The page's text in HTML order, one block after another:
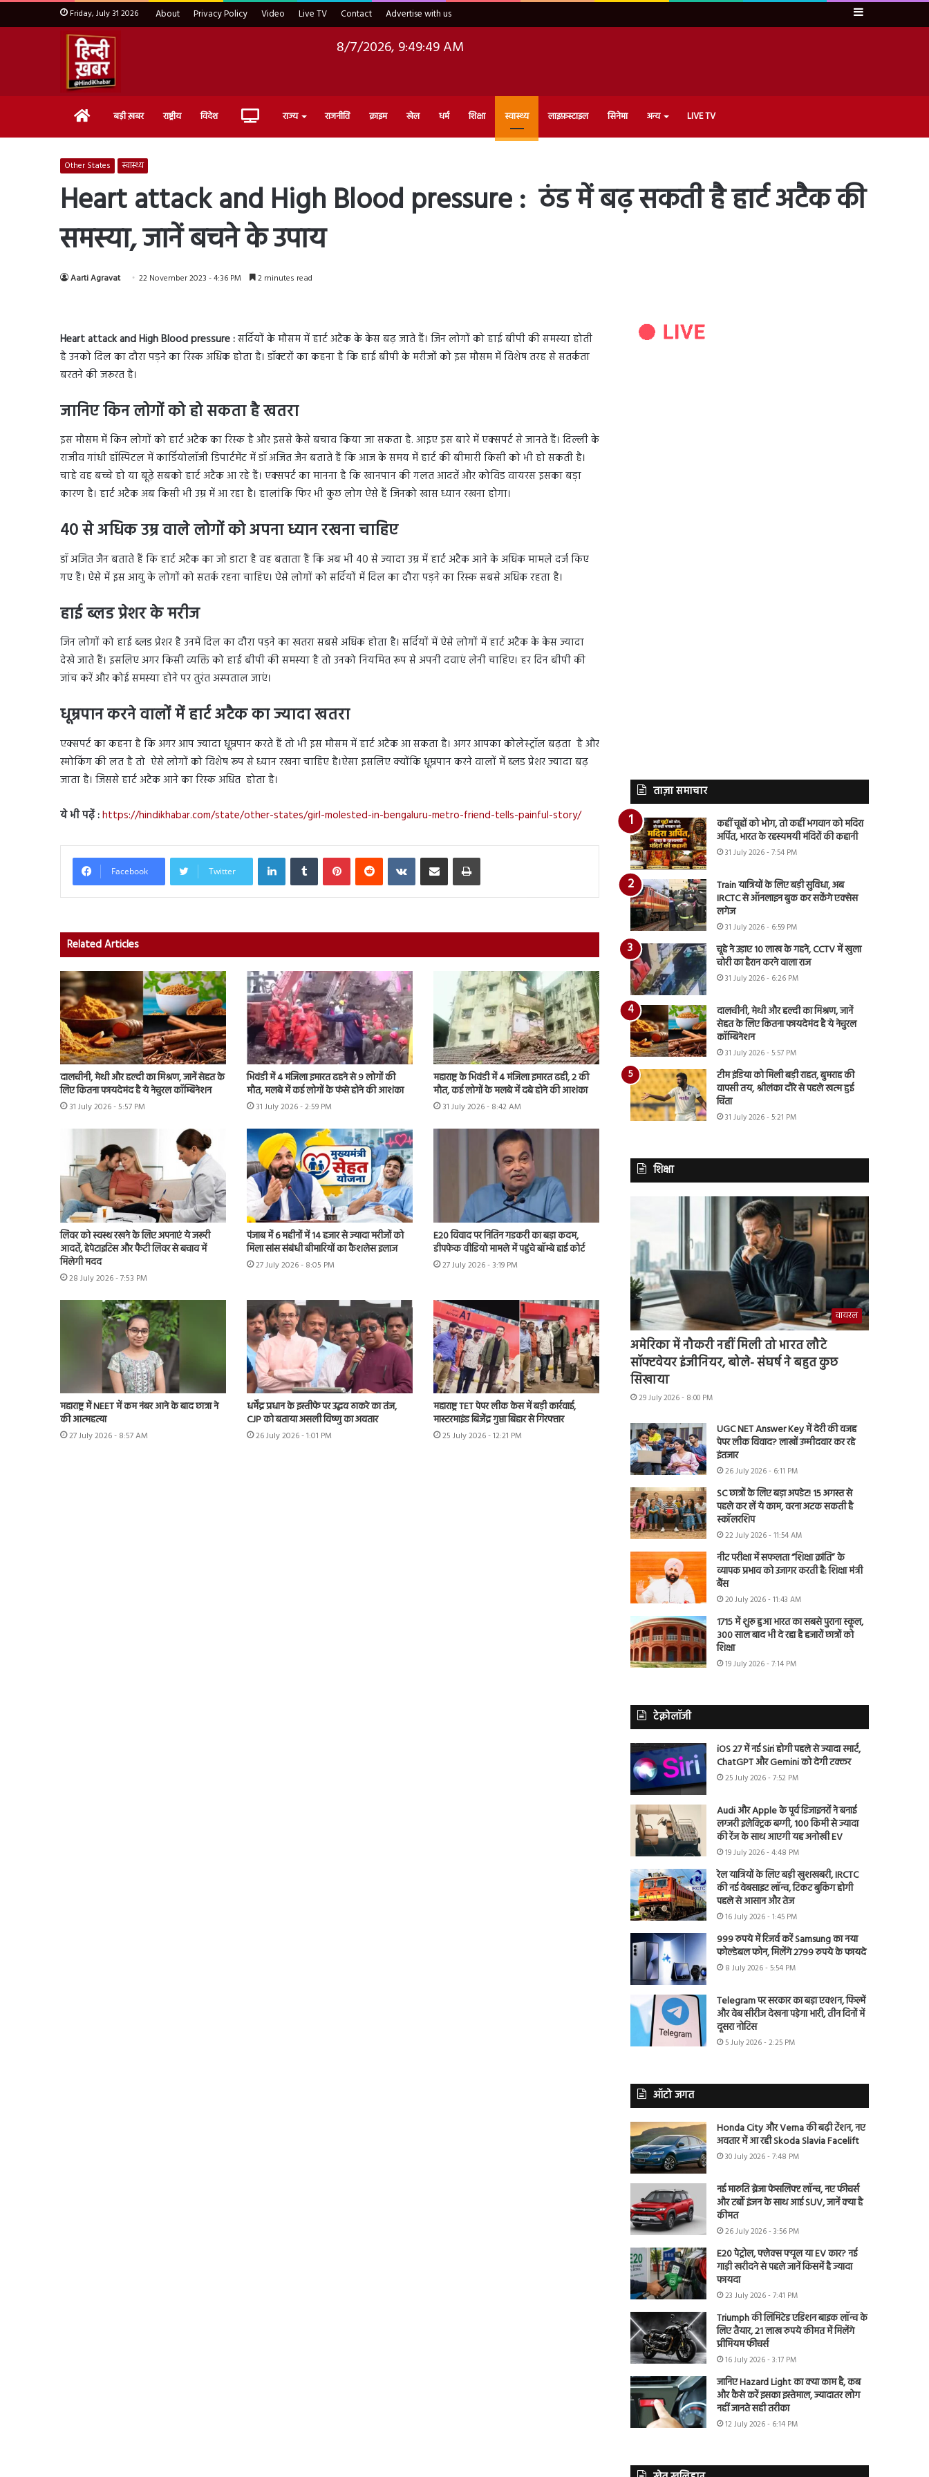
Friday, July 31 2026 About Privacy Policy Video Live TV Contact Advertise with us Sidebar
8/7/2026, 9:49:50 AM
Home बड़ी ख़बर राष्ट्रीय विदेश Live राज्य राजनीति क्राइम खेल धर्म शिक्षा स्वास्थ्य लाइफ़स्टाइल सिनेमा अन्य LIVE TV
Other States स्वास्थ्य
Heart attack and High Blood pressure : ठंड में बढ़ सकती है हार्ट अटैक की
समस्या, जानें बचने के उपाय
Aarti Agravat 22 November 2023 - 4:36 PM 2 minutes read
Heart attack and High Blood pressure :सर्दियों के मौसम में हार्ट अटैक के केस बढ़ जाते हैं। जिन लोगों को हाई बीपी की समस्या होती
है उनको दिल का दौरा पड़ने का रिस्क अधिक होता है। डॉक्टरों का कहना है कि हाई बीपी के मरीजों को इस मौसम में विशेष तरह से सतर्कता
बरतने की जरूरत है।
जानिए किन लोगों को हो सकता है खतरा
इस मौसम में किन लोगों को हार्ट अटैक का रिस्क है और इससे कैसे बचाव किया जा सकता है. आइए इस बारे में एक्सपर्ट से जानते हैं। दिल्ली के
राजीव गांधी हॉस्पिटल में कार्डियोलॉजी डिपार्टमेंट में डॉ अजित जैन बताते हैं कि आज के समय में हार्ट की बीमारी किसी को भी हो सकती है।
चाहे वह बच्चे हो या बूढ़े सबको हार्ट अटैक आ रहे हैं। एक्सपर्ट का मानना है कि खानपान की गलत आदतें और कोविड वायरस इसका बड़ा
कारण है। हार्ट अटैक अब किसी भी उम्र में आ रहा है। हालांकि फिर भी कुछ लोग ऐसे हैं जिनको खास ध्यान रखना होगा।
40 से अधिक उम्र वाले लोगों को अपना ध्यान रखना चाहिए
डॉ अजित जैन बताते हैं कि हार्ट अटैक का जो डाटा है वह बताता हैं कि अब भी 40 से ज्यादा उम्र में हार्ट अटैक आने के अधिक मामले दर्ज किए
गए हैं। ऐसे में इस आयु के लोगों को सतर्क रहना चाहिए। ऐसे लोगों को सर्दियों में दिल का दौरा पड़ने का रिस्क सबसे अधिक रहता है।
हाई ब्लड प्रेशर के मरीज
जिन लोगों को हाई ब्लड प्रेशर है उनमें दिल का दौरा पड़ने का खतरा सबसे अधिक होता है। सर्दियों में ऐसे लोगों में हार्ट अटैक के केस ज्यादा
देखे जाते हैं। इसलिए अगर किसी व्यक्ति को हाई बीपी की समस्या है तो उनको नियमित रूप से अपनी दवाएं लेनी चाहिए। हर दिन बीपी की
जांच करें और कोई समस्या होने पर तुरंत अस्पताल जाएं।
धूम्रपान करने वालों में हार्ट अटैक का ज्यादा खतरा
एक्सपर्ट का कहना है कि अगर आप ज्यादा धूम्रपान करते हैं तो भी इस मौसम में हार्ट अटैक आ सकता है। अगर आपका कोलेस्ट्रॉल बढ़ता है और
स्मोकिंग की लत है तो ऐसे लोगों को विशेष रूप से ध्यान रखना चाहिए है।ऐसा इसलिए क्योंकि धूम्रपान करने वालों में ब्लड प्रेशर ज्यादा बढ़
जाता है। जिससे हार्ट अटैक आने का रिस्क अधित होता है।
ये भी पढ़ें :https://hindikhabar.com/state/other-states/girl-molested-in-bengaluru-metro-friend-tells-painful-story/
Facebook Twitter
LinkedInTumblr PinterestReddit VKontakteShare via Email Print
Related Articles
दालचीनी, मेथी और हल्दी का मिश्रण, जानें सेहत के
लिए कितना फायदेमंद है ये नेचुरल कॉम्बिनेशन
31 July 2026 - 5:57 PM
भिवंडी में 4 मंजिला इमारत ढहने से 9 लोगों की
मौत, मलबे में कई लोगों के फंसे होने की आशंका
31 July 2026 - 2:59 PM
महाराष्ट्र के भिवंडी में 4 मंजिला इमारत ढही, 2 की
मौत, कई लोगों के मलबे में दबे होने की आशंका
31 July 2026 - 8:42 AM
लिवर को स्वस्थ रखने के लिए अपनाएं ये जरूरी
आदतें, हेपेटाइटिस और फैटी लिवर से बचाव में
मिलेगी मदद
28 July 2026 - 7:53 PM
पंजाब में 6 महीनों में 14 हजार से ज्यादा मरीजों को
मिला सांस संबंधी बीमारियों का कैशलेस इलाज
27 July 2026 - 8:05 PM
E20 विवाद पर नितिन गडकरी का बड़ा कदम,
डीपफेक वीडियो मामले में पहुंचे बॉम्बे हाई कोर्ट
27 July 2026 - 3:19 PM
महाराष्ट्र में NEET में कम नंबर आने के बाद छात्रा ने
की आत्महत्या
27 July 2026 - 8:57 AM
धर्मेंद्र प्रधान के इस्तीफे पर उद्धव ठाकरे का तंज,
CJP को बताया असली विष्णु का अवतार
26 July 2026 - 1:01 PM
महाराष्ट्र TET पेपर लीक केस में बड़ी कार्रवाई,
मास्टरमाइंड बिजेंद्र गुप्ता बिहार से गिरफ्तार
25 July 2026 - 12:21 PM
ताज़ा समाचार
कहीं चूहों को भोग, तो कहीं भगवान को मदिरा
अर्पित, भारत के रहस्यमयी मंदिरों की कहानी
31 July 2026 - 7:54 PM
Train यात्रियों के लिए बड़ी सुविधा, अब
IRCTC से ऑनलाइन बुक कर सकेंगे एक्सेस
लगेज
31 July 2026 - 6:59 PM
चूहे ने उड़ाए 10 लाख के गहने, CCTV में खुला
चोरी का हैरान करने वाला राज
31 July 2026 - 6:26 PM
दालचीनी, मेथी और हल्दी का मिश्रण, जानें
सेहत के लिए कितना फायदेमंद है ये नेचुरल
कॉम्बिनेशन
31 July 2026 - 5:57 PM
टीम इंडिया को मिली बड़ी राहत, बुमराह की
वापसी तय, श्रीलंका दौरे से पहले खत्म हुई
चिंता
31 July 2026 - 5:21 PM
शिक्षा
वायरल
अमेरिका में नौकरी नहीं मिली तो भारत लौटे
सॉफ्टवेयर इंजीनियर, बोले- संघर्ष ने बहुत कुछ
सिखाया
29 July 2026 - 8:00 PM
UGC NET Answer Key में देरी की वजह
पेपर लीक विवाद? लाखों उम्मीदवार कर रहे
इंतजार
26 July 2026 - 6:11 PM
SC छात्रों के लिए बड़ा अपडेट! 15 अगस्त से
पहले कर लें ये काम, वरना अटक सकती है
स्कॉलरशिप
22 July 2026 - 11:54 AM
नीट परीक्षा में सफलता “शिक्षा क्रांति” के
व्यापक प्रभाव को उजागर करती है: शिक्षा मंत्री
बैंस
20 July 2026 - 11:43 AM
1715 में शुरू हुआ भारत का सबसे पुराना स्कूल,
300 साल बाद भी दे रहा है हजारों छात्रों को
शिक्षा
19 July 2026 - 7:14 PM
टेक्नोलॉजी
iOS 27 में नई Siri होगी पहले से ज्यादा स्मार्ट,
ChatGPT और Gemini को देगी टक्कर
25 July 2026 - 7:52 PM
Audi और Apple के पूर्व डिजाइनरों ने बनाई
लग्जरी इलेक्ट्रिक बग्गी, 100 किमी से ज्यादा
की रेंज के साथ आएगी यह अनोखी EV
19 July 2026 - 4:48 PM
रेल यात्रियों के लिए बड़ी खुशखबरी, IRCTC
की नई वेबसाइट लॉन्च, टिकट बुकिंग होगी
पहले से आसान और तेज
16 July 2026 - 1:45 PM
999 रुपये में रिजर्व करें Samsung का नया
फोल्डेबल फोन, मिलेंगे 2799 रुपये के फायदे
8 July 2026 - 5:54 PM
Telegram पर सरकार का बड़ा एक्शन, फिल्में
और वेब सीरीज देखना पड़ेगा भारी, तीन दिनों में
दूसरा नोटिस
5 July 2026 - 2:25 PM
ऑटो जगत
Honda City और Verna की बढ़ी टेंशन, नए
अवतार में आ रही Skoda Slavia Facelift
30 July 2026 - 7:48 PM
नई मारुति ब्रेजा फेसलिफ्ट लॉन्च, नए फीचर्स
और टर्बो इंजन के साथ आई SUV, जानें क्या है
कीमत
26 July 2026 - 3:56 PM
E20 पेट्रोल, फ्लेक्स फ्यूल या EV कार? नई
गाड़ी खरीदने से पहले जानें किसमें है ज्यादा
फायदा
23 July 2026 - 7:41 PM
Triumph की लिमिटेड एडिशन बाइक लॉन्च के
लिए तैयार, 21 लाख रुपये कीमत में मिलेंगे
प्रीमियम फीचर्स
16 July 2026 - 3:17 PM
जानिए Hazard Light का क्या काम है, कब
और कैसे करें इसका इस्तेमाल, ज्यादातर लोग
नहीं जानते सही तरीका
12 July 2026 - 6:14 PM